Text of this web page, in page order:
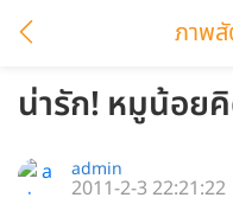
ภาพสั
น่ารัก! หมูน้อย
admin
2011-2-3 22:21:22